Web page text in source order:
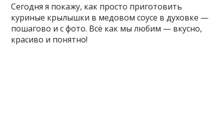
Сегодня я покажу, как просто приготовить
куриные крылышки в медовом соусе в духовке —
пошагово и с фото. Всё как мы любим — вкусно,
красиво и понятно!